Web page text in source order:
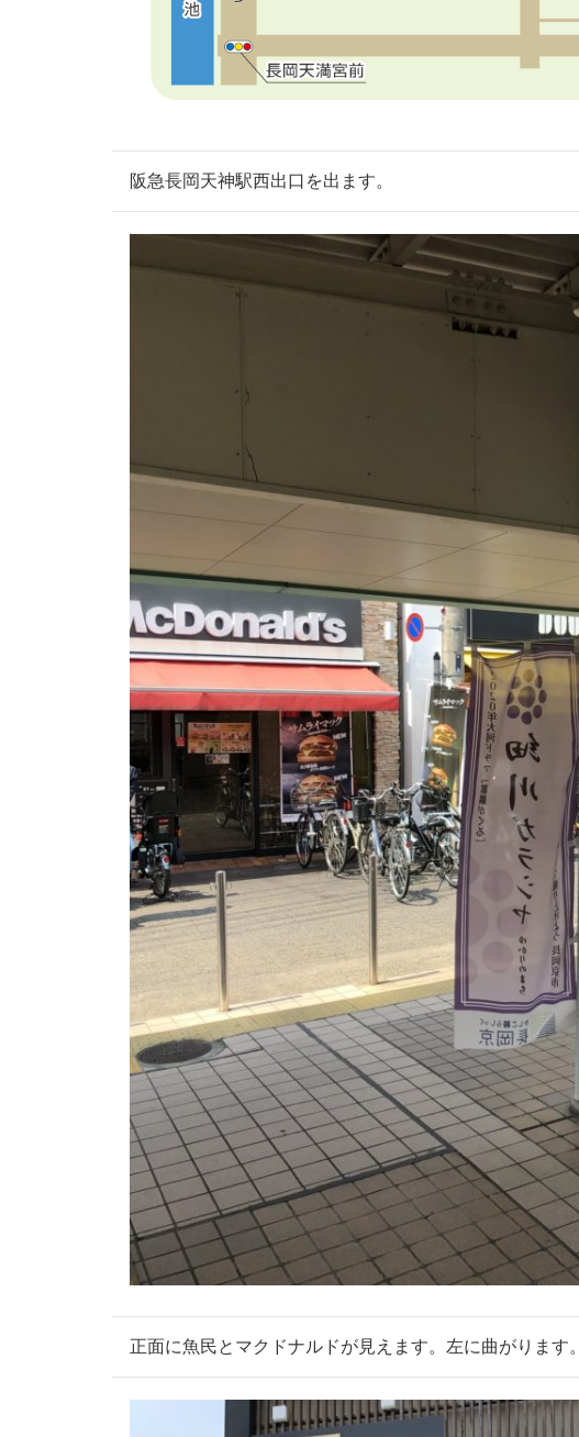
阪急長岡天神駅西出口を出ます。
正面に魚民とマクドナルドが見えます。左に曲がります。